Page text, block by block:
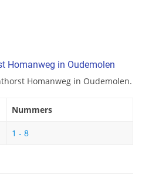
Homanweg in Oudemolen
Homanweg in Oudemolen.
Nummers
1 - 8